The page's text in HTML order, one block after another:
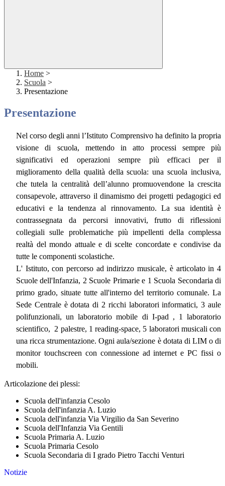
Home >
Scuola >
Presentazione
Presentazione
Nel corso degli anni l’Istituto Comprensivo ha definito la propria
visione di scuola, mettendo in atto processi sempre più
significativi ed operazioni sempre più efficaci per il
miglioramento della qualità della scuola: una scuola inclusiva,
che tutela la centralità dell’alunno promuovendone la crescita
consapevole, attraverso il dinamismo dei progetti pedagogici ed
educativi e la tendenza al rinnovamento. La sua identità è
contrassegnata da percorsi innovativi, frutto di riflessioni
collegiali sulle problematiche più impellenti della complessa
realtà del mondo attuale e di scelte concordate e condivise da
tutte le componenti scolastiche.
L' Istituto, con percorso ad indirizzo musicale, è articolato in 4
Scuole dell'Infanzia, 2 Scuole Primarie e 1 Scuola Secondaria di
primo grado, situate tutte all'interno del territorio comunale. La
Sede Centrale è dotata di 2 ricchi laboratori informatici, 3 aule
polifunzionali, un laboratorio mobile di I-pad , 1 laboratorio
scientifico, 2 palestre, 1 reading-space, 5 laboratori musicali con
una ricca strumentazione. Ogni aula/sezione è dotata di LIM o di
monitor touchscreen con connessione ad internet e PC fissi o
mobili.
Articolazione dei plessi:
Scuola dell'infanzia Cesolo
Scuola dell'infanzia A. Luzio
Scuola dell'infanzia Via Virgilio da San Severino
Scuola dell'Infanzia Via Gentili
Scuola Primaria A. Luzio
Scuola Primaria Cesolo
Scuola Secondaria di I grado Pietro Tacchi Venturi
Notizie